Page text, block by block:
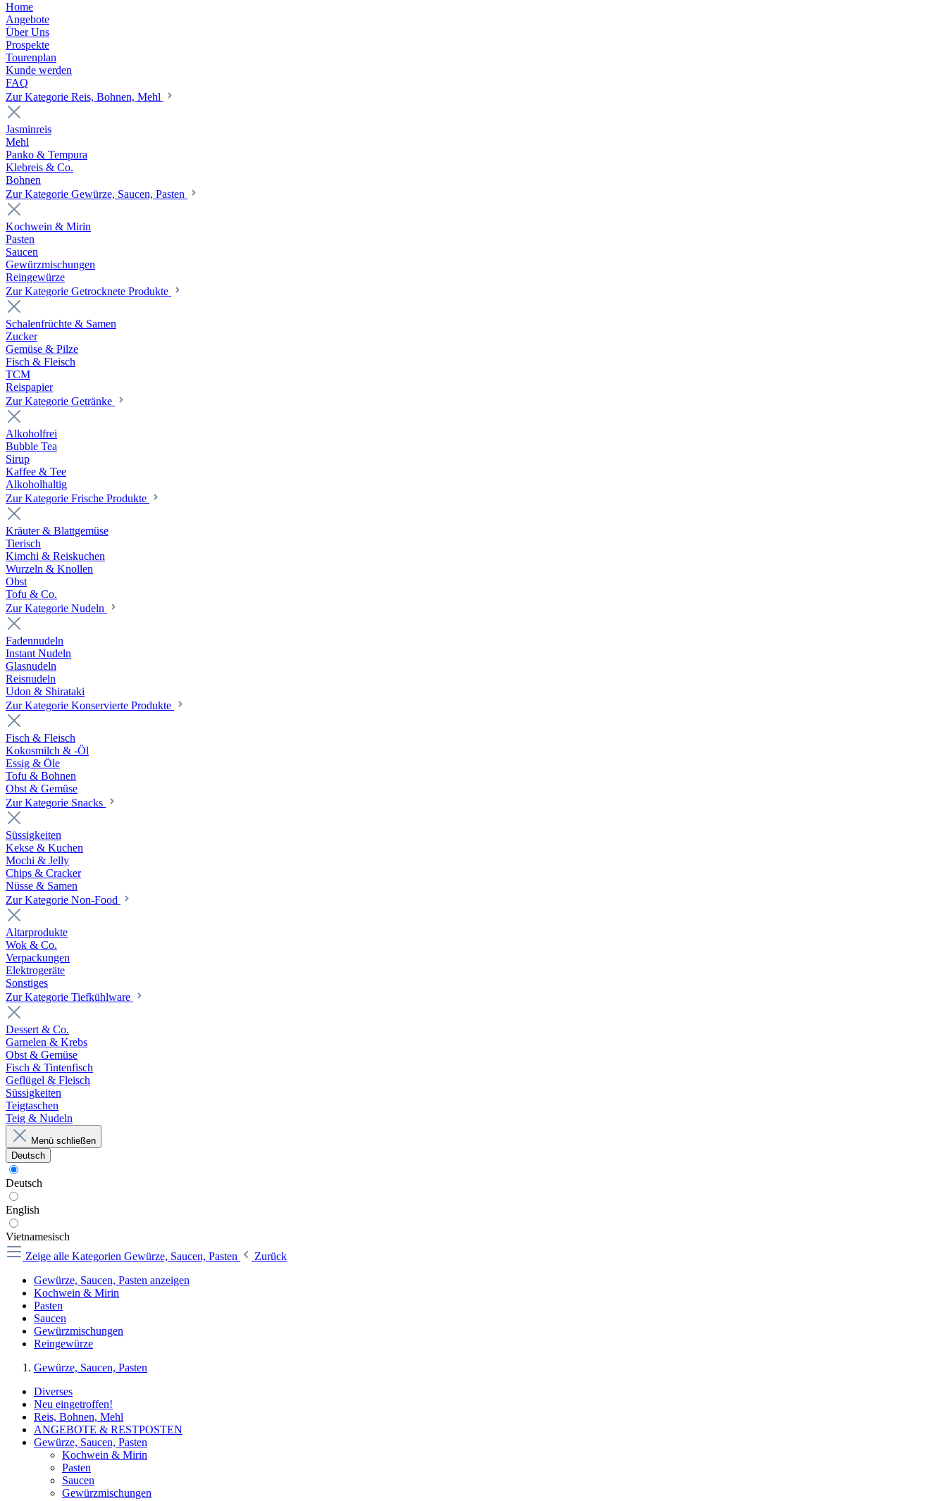
Home
Angebote
Über Uns
Prospekte
Tourenplan
Kunde werden
FAQ
Zur Kategorie Reis, Bohnen, Mehl
Jasminreis
Mehl
Panko & Tempura
Klebreis & Co.
Bohnen
Zur Kategorie Gewürze, Saucen, Pasten
Kochwein & Mirin
Pasten
Saucen
Gewürzmischungen
Reingewürze
Zur Kategorie Getrocknete Produkte
Schalenfrüchte & Samen
Zucker
Gemüse & Pilze
Fisch & Fleisch
TCM
Reispapier
Zur Kategorie Getränke
Alkoholfrei
Bubble Tea
Sirup
Kaffee & Tee
Alkoholhaltig
Zur Kategorie Frische Produkte
Kräuter & Blattgemüse
Tierisch
Kimchi & Reiskuchen
Wurzeln & Knollen
Obst
Tofu & Co.
Zur Kategorie Nudeln
Fadennudeln
Instant Nudeln
Glasnudeln
Reisnudeln
Udon & Shirataki
Zur Kategorie Konservierte Produkte
Fisch & Fleisch
Kokosmilch & -Öl
Essig & Öle
Tofu & Bohnen
Obst & Gemüse
Zur Kategorie Snacks
Süssigkeiten
Kekse & Kuchen
Mochi & Jelly
Chips & Cracker
Nüsse & Samen
Zur Kategorie Non-Food
Altarprodukte
Wok & Co.
Verpackungen
Elektrogeräte
Sonstiges
Zur Kategorie Tiefkühlware
Dessert & Co.
Garnelen & Krebs
Obst & Gemüse
Fisch & Tintenfisch
Geflügel & Fleisch
Süssigkeiten
Teigtaschen
Teig & Nudeln
Menü schließen
Deutsch
Deutsch
English
Vietnamesisch
Zeige alle Kategorien Gewürze, Saucen, Pasten
Zurück
Gewürze, Saucen, Pasten anzeigen
Kochwein & Mirin
Pasten
Saucen
Gewürzmischungen
Reingewürze
Gewürze, Saucen, Pasten
Diverses
Neu eingetroffen!
Reis, Bohnen, Mehl
ANGEBOTE & RESTPOSTEN
Gewürze, Saucen, Pasten
Kochwein & Mirin
Pasten
Saucen
Gewürzmischungen